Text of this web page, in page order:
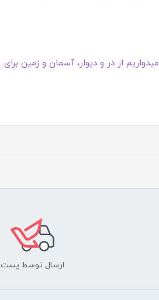
از در و دیوار، آسمان و زمین برای
ارسال توسط پست